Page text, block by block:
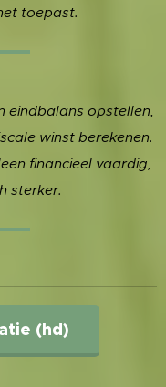
toepast.
eindbalans opstellen,
winst berekenen.
financieel vaardig,
sterker.
(hd)